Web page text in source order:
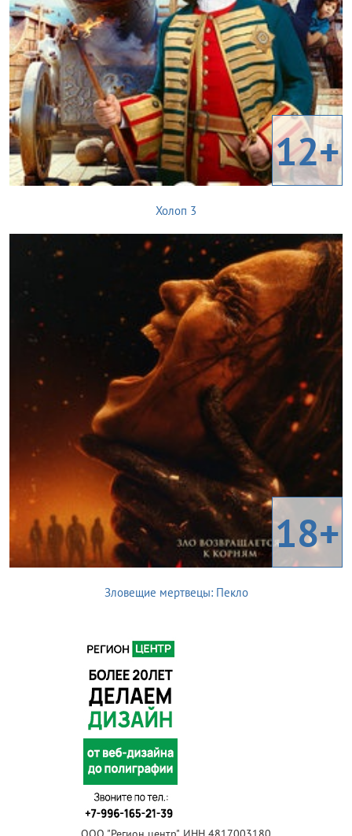
12+
Холоп 3
18+
Зловещие мертвецы: Пекло